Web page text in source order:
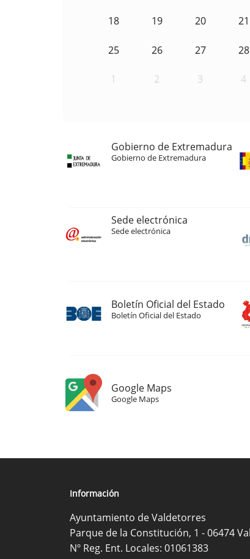
18 19 20 21
25 26 27 28
1 2 3 4
Gobierno de Extremadura
Gobierno de Extremadura
Sede electrónica
Sede electrónica
Boletín Oficial del Estado
Boletín Oficial del Estado
Google Maps
Google Maps
Información
Ayuntamiento de Valdetorres
Parque de la Constitución, 1 - 06474
Nº Reg. Ent. Locales: 01061383